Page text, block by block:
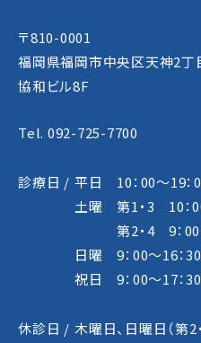
〒810-0001
福岡県福岡市中央区天神2丁
協和ビル8F
Tel. 092-725-7700
診療日 / 平日 10：00～19：
土曜 第1・3 10：
第2・4 9：00
日曜 9：00～16：30
祝日 9：00～17：30
休診日 / 木曜日、日曜日（第2